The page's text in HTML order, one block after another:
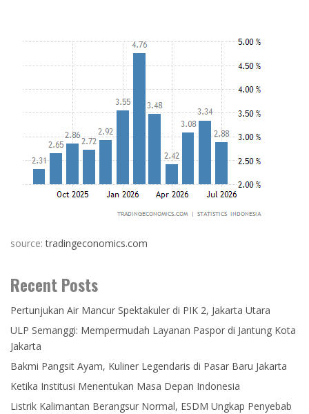
source:tradingeconomics.com
Recent Posts
Pertunjukan Air Mancur Spektakuler di PIK 2, Jakarta Utara
ULP Semanggi: Mempermudah Layanan Paspor di Jantung Kota
Jakarta
Bakmi Pangsit Ayam, Kuliner Legendaris di Pasar Baru Jakarta
Ketika Institusi Menentukan Masa Depan Indonesia
Listrik Kalimantan Berangsur Normal, ESDM Ungkap Penyebab